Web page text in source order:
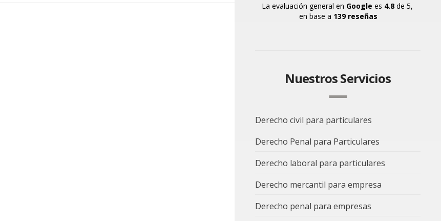
La evaluación general en Google es 4.8 de 5,
en base a 139 reseñas
Nuestros Servicios
Derecho civil para particulares
Derecho Penal para Particulares
Derecho laboral para particulares
Derecho mercantil para empresa
Derecho penal para empresas